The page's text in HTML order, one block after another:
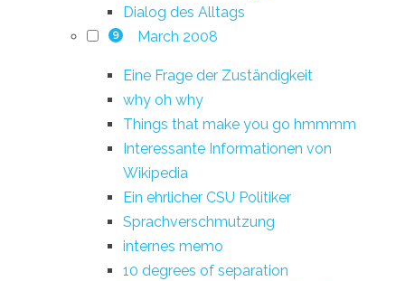
Dialog des Alltags
9 March 2008
Eine Frage der Zuständigkeit
why oh why
Things that make you go hmmmm
Interessante Informationen von
Wikipedia
Ein ehrlicher CSU Politiker
Sprachverschmutzung
internes memo
10 degrees of separation